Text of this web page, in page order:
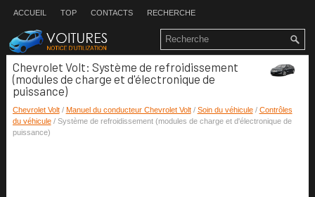
ACCUEIL TOP CONTACTS RECHERCHE
Chevrolet Volt: Système de refroidissement
(modules de charge et d'électronique de
puissance)
Chevrolet Volt/ Manuel du conducteur Chevrolet Volt/ Soin du véhicule/ Contrôles
du véhicule/ Système de refroidissement (modules de charge et d'électronique de
puissance)